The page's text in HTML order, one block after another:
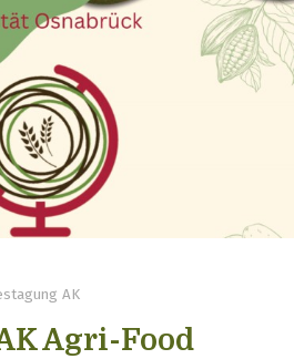
AK
Agri-Food